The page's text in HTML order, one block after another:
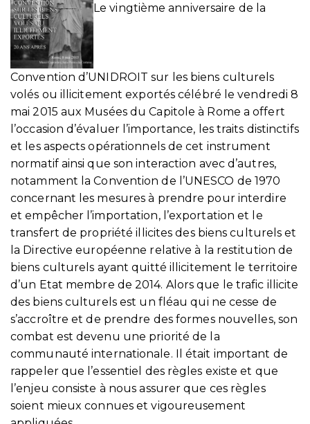
Le vingtième anniversaire de la
Convention d’UNIDROIT sur les biens culturels
volés ou illicitement exportés célébré le vendredi 8
mai 2015 aux Musées du Capitole à Rome a offert
l’occasion d’évaluer l’importance, les traits distinctifs
et les aspects opérationnels de cet instrument
normatif ainsi que son interaction avec d’autres,
notamment la Convention de l’UNESCO de 1970
concernant les mesures à prendre pour interdire
et empêcher l’importation, l’exportation et le
transfert de propriété illicites des biens culturels et
la Directive européenne relative à la restitution de
biens culturels ayant quitté illicitement le territoire
d’un Etat membre de 2014. Alors que le trafic illicite
des biens culturels est un fléau qui ne cesse de
s’accroître et de prendre des formes nouvelles, son
combat est devenu une priorité de la
communauté internationale. Il était important de
rappeler que l’essentiel des règles existe et que
l’enjeu consiste à nous assurer que ces règles
soient mieux connues et vigoureusement